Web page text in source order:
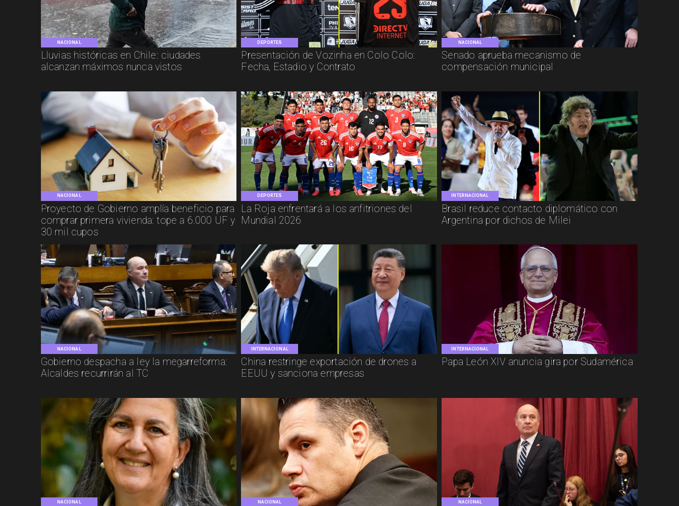
NACIONAL
Lluvias históricas en Chile: ciudades
alcanzan máximos nunca vistos
DEPORTES
Presentación de Vozinha en Colo Colo:
Fecha, Estadio y Contrato
NACIONAL
Senado aprueba mecanismo de
compensación municipal
NACIONAL
Proyecto de Gobierno amplía beneficio para
comprar primera vivienda: tope a 6.000 UF y
30 mil cupos
DEPORTES
La Roja enfrentará a los anfitriones del
Mundial 2026
INTERNACIONAL
Brasil reduce contacto diplomático con
Argentina por dichos de Milei
NACIONAL
Gobierno despacha a ley la megarreforma:
Alcaldes recurrirán al TC
INTERNACIONAL
China restringe exportación de drones a
EEUU y sanciona empresas
INTERNACIONAL
Papa León XIV anuncia gira por Sudamérica
NACIONAL NACIONAL NACIONAL